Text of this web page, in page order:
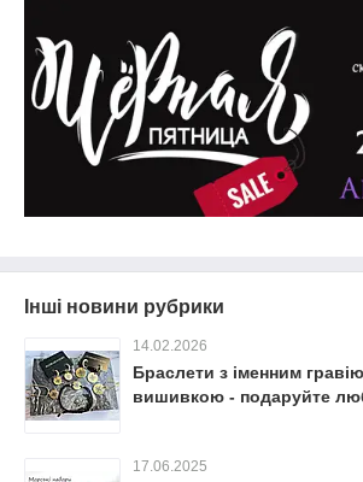
Інші новини рубрики
14.02.2026
Браслети з іменним
вишивкою - подаруйте
17.06.2025